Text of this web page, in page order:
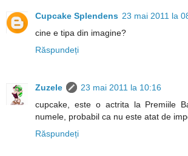
Cupcake Splendens 23 mai 2011 la
cine e tipa din imagine?
Răspundeți
Zuzele
23 mai 2011 la 10:16
cupcake, este o actrita la Premiile
numele, probabil ca nu este atat de
Răspundeți